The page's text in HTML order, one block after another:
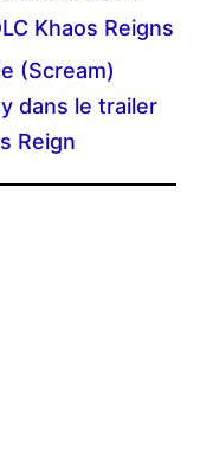
Khaos Reigns
(Scream)
dans le trailer
Reign